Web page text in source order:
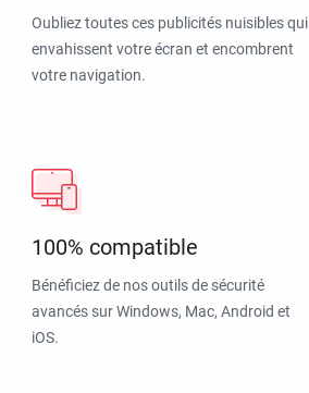
Oubliez toutes ces publicités nuisibles qui
envahissent votre écran et encombrent
votre navigation.
100% compatible
Bénéficiez de nos outils de sécurité
avancés sur Windows, Mac, Android et
iOS.